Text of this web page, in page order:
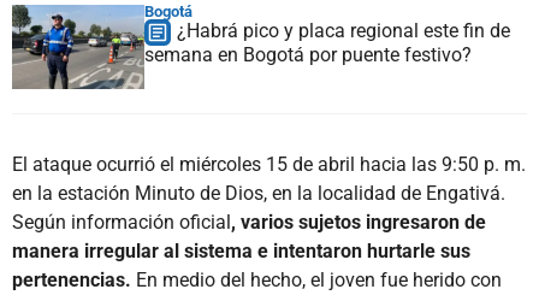
Bogotá
¿Habrá pico y placa regional este fin de
semana en Bogotá por puente festivo?
El ataque ocurrió el miércoles 15 de abril hacia las 9:50 p. m.
en la estación Minuto de Dios, en la localidad de Engativá.
Según información oficial, varios sujetos ingresaron de
manera irregular al sistema e intentaron hurtarle sus
pertenencias. En medio del hecho, el joven fue herido con